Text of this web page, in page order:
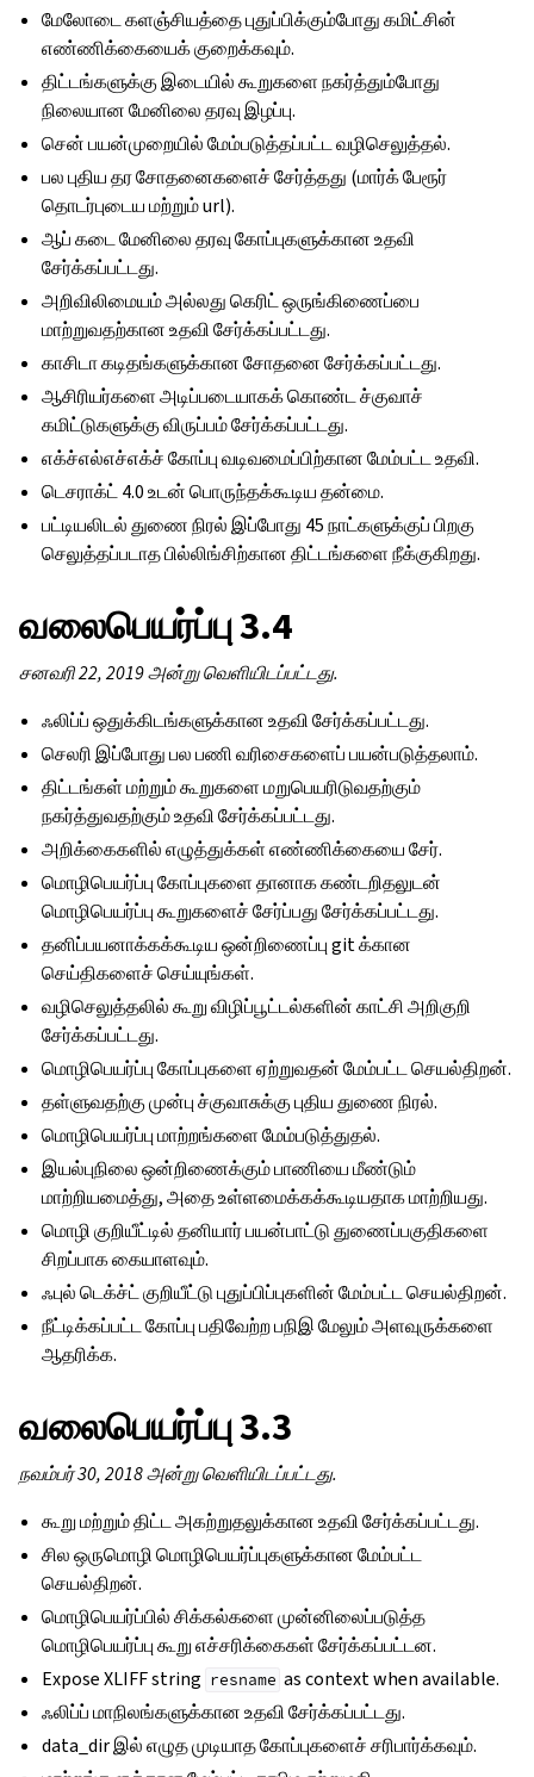
மேலோடை களஞ்சியத்தை புதுப்பிக்கும்போது கமிட்சின்
எண்ணிக்கையைக் குறைக்கவும்.
திட்டங்களுக்கு இடையில் கூறுகளை நகர்த்தும்போது
நிலையான மேனிலை தரவு இழப்பு.
சென் பயன்முறையில் மேம்படுத்தப்பட்ட வழிசெலுத்தல்.
பல புதிய தர சோதனைகளைச் சேர்த்தது (மார்க் பேரூர்
தொடர்புடைய மற்றும் url).
ஆப் கடை மேனிலை தரவு கோப்புகளுக்கான உதவி
சேர்க்கப்பட்டது.
அறிவிலிமையம் அல்லது கெரிட் ஒருங்கிணைப்பை
மாற்றுவதற்கான உதவி சேர்க்கப்பட்டது.
காசிடா கடிதங்களுக்கான சோதனை சேர்க்கப்பட்டது.
ஆசிரியர்களை அடிப்படையாகக் கொண்ட ச்குவாச்
கமிட்டுகளுக்கு விருப்பம் சேர்க்கப்பட்டது.
எக்ச்எல்எச்எக்ச் கோப்பு வடிவமைப்பிற்கான மேம்பட்ட உதவி.
டெசராக்ட் 4.0 உடன் பொருந்தக்கூடிய தன்மை.
பட்டியலிடல் துணை நிரல் இப்போது 45 நாட்களுக்குப் பிறகு
செலுத்தப்படாத பில்லிங்சிற்கான திட்டங்களை நீக்குகிறது.
வலைபெயர்ப்பு 3.4
சனவரி 22, 2019 அன்று வெளியிடப்பட்டது.
ஃலிப்ப் ஒதுக்கிடங்களுக்கான உதவி சேர்க்கப்பட்டது.
செலரி இப்போது பல பணி வரிசைகளைப் பயன்படுத்தலாம்.
திட்டங்கள் மற்றும் கூறுகளை மறுபெயரிடுவதற்கும்
நகர்த்துவதற்கும் உதவி சேர்க்கப்பட்டது.
அறிக்கைகளில் எழுத்துக்கள் எண்ணிக்கையை சேர்.
மொழிபெயர்ப்பு கோப்புகளை தானாக கண்டறிதலுடன்
மொழிபெயர்ப்பு கூறுகளைச் சேர்ப்பது சேர்க்கப்பட்டது.
தனிப்பயனாக்கக்கூடிய ஒன்றிணைப்பு git க்கான
செய்திகளைச் செய்யுங்கள்.
வழிசெலுத்தலில் கூறு விழிப்பூட்டல்களின் காட்சி அறிகுறி
சேர்க்கப்பட்டது.
மொழிபெயர்ப்பு கோப்புகளை ஏற்றுவதன் மேம்பட்ட செயல்திறன்.
தள்ளுவதற்கு முன்பு ச்குவாசுக்கு புதிய துணை நிரல்.
மொழிபெயர்ப்பு மாற்றங்களை மேம்படுத்துதல்.
இயல்புநிலை ஒன்றிணைக்கும் பாணியை மீண்டும்
மாற்றியமைத்து, அதை உள்ளமைக்கக்கூடியதாக மாற்றியது.
மொழி குறியீட்டில் தனியார் பயன்பாட்டு துணைப்பகுதிகளை
சிறப்பாக கையாளவும்.
ஃபுல் டெக்ச்ட் குறியீட்டு புதுப்பிப்புகளின் மேம்பட்ட செயல்திறன்.
நீட்டிக்கப்பட்ட கோப்பு பதிவேற்ற பநிஇ மேலும் அளவுருக்களை
ஆதரிக்க.
வலைபெயர்ப்பு 3.3
நவம்பர் 30, 2018 அன்று வெளியிடப்பட்டது.
கூறு மற்றும் திட்ட அகற்றுதலுக்கான உதவி சேர்க்கப்பட்டது.
சில ஒருமொழி மொழிபெயர்ப்புகளுக்கான மேம்பட்ட
செயல்திறன்.
மொழிபெயர்ப்பில் சிக்கல்களை முன்னிலைப்படுத்த
மொழிபெயர்ப்பு கூறு எச்சரிக்கைகள் சேர்க்கப்பட்டன.
Expose XLIFF string resname as context when available.
ஃலிப்ப் மாநிலங்களுக்கான உதவி சேர்க்கப்பட்டது.
data_dir இல் எழுத முடியாத கோப்புகளைச் சரிபார்க்கவும்.